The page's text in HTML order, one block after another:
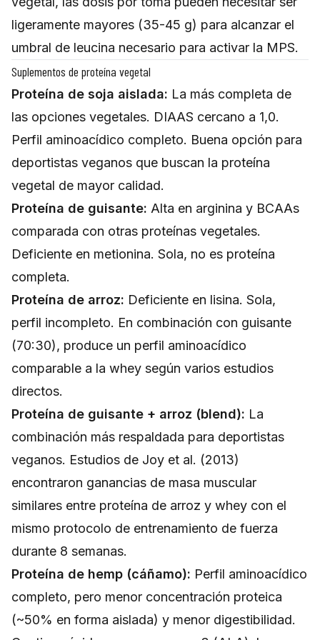
ligeramente mayores (35-45 g) para alcanzar el
umbral de leucina necesario para activar la MPS.
Suplementos de proteína vegetal
Proteína de soja aislada: La más completa de
las opciones vegetales. DIAAS cercano a 1,0.
Perfil aminoacídico completo. Buena opción para
deportistas veganos que buscan la proteína
vegetal de mayor calidad.
Proteína de guisante: Alta en arginina y BCAAs
comparada con otras proteínas vegetales.
Deficiente en metionina. Sola, no es proteína
completa.
Proteína de arroz: Deficiente en lisina. Sola,
perfil incompleto. En combinación con guisante
(70:30), produce un perfil aminoacídico
comparable a la whey según varios estudios
directos.
Proteína de guisante + arroz (blend): La
combinación más respaldada para deportistas
veganos. Estudios de Joy et al. (2013)
encontraron ganancias de masa muscular
similares entre proteína de arroz y whey con el
mismo protocolo de entrenamiento de fuerza
durante 8 semanas.
Proteína de hemp (cáñamo): Perfil aminoacídico
completo, pero menor concentración proteica
(~50% en forma aislada) y menor digestibilidad.